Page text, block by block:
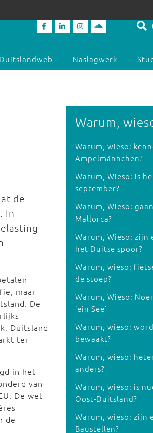
Duitslandweb Naslagwerk
de
In
maar
De
Duitsland
ter
in het
van
De wet
de
Warum,
Warum, wieso:
Ampelmännchen?
Warum, Wieso: is
september?
Warum, Wieso:
Mallorca?
Warum, Wieso: zijn
het Duitse spoor?
Warum, wieso:
de stoep?
Warum, Wieso:
‘ein See’
Warum, wieso:
bewaakt?
Warum, wieso:
anders?
Warum, wieso: is
Oost-Duitsland?
Warum, wieso: zijn
Baustellen?